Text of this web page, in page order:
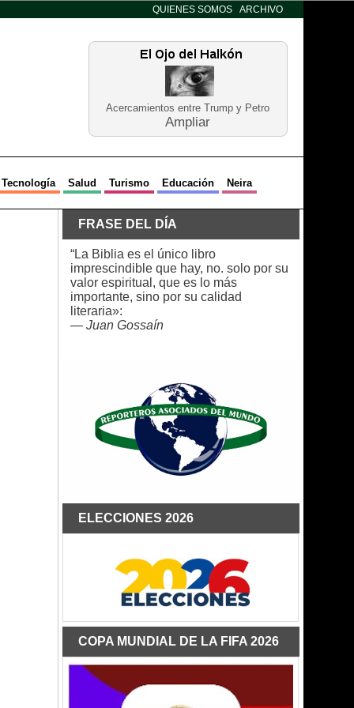
QUIENES SOMOS ARCHIVO
Acercamientos entre Trump y Petro
Ampliar
Tecnología Salud Turismo Educación Neira
FRASE DEL DÍA
“La Biblia es el único libro
imprescindible que hay, no. solo por su
valor espiritual, que es lo más
importante, sino por su calidad
literaria»:
— Juan Gossaín
ELECCIONES 2026
COPA MUNDIAL DE LA FIFA 2026